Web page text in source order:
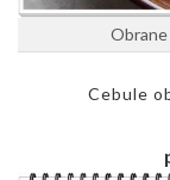
Obrane
Cebule